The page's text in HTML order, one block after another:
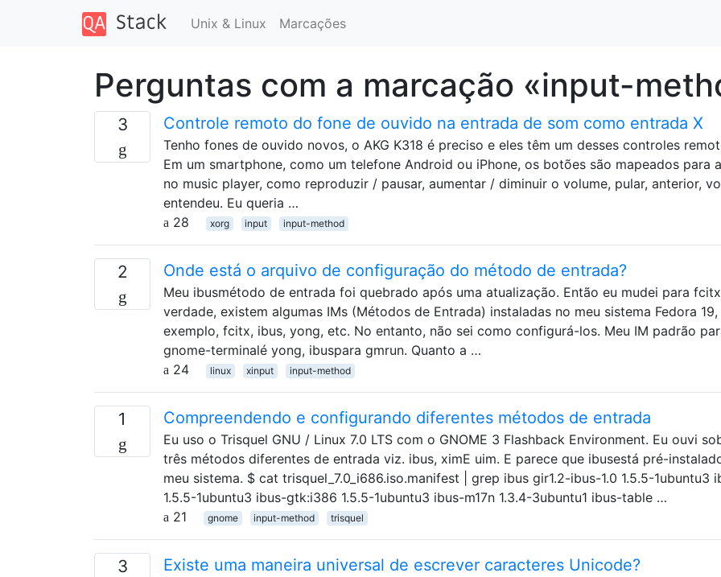
Unix & Linux Marcações
Perguntas com a marcação «input-
3 Controle remoto do fone de ouvido na entrada de som como entrada X
Tenho fones de ouvido novos, o AKG K318 é preciso e eles têm um desses controles
Em um smartphone, como um telefone Android ou iPhone, os botões são mapeados para
no music player, como reproduzir / pausar, aumentar / diminuir o volume, pular, anterior,
entendeu. Eu queria …
28
xorg input input-method
2 Onde está o arquivo de configuração do método de entrada?
Meu ibusmétodo de entrada foi quebrado após uma atualização. Então eu mudei para
verdade, existem algumas IMs (Métodos de Entrada) instaladas no meu sistema Fedora
exemplo, fcitx, ibus, yong, etc. No entanto, não sei como configurá-los. Meu IM padrão
gnome-terminalé yong, ibuspara gmrun. Quanto a …
24
linux xinput input-method
1 Compreendendo e configurando diferentes métodos de entrada
Eu uso o Trisquel GNU / Linux 7.0 LTS com o GNOME 3 Flashback Environment. Eu ouvi
três métodos diferentes de entrada viz. ibus, ximE uim. E parece que ibusestá pré-
meu sistema. $ cat trisquel_7.0_i686.iso.manifest | grep ibus gir1.2-ibus-1.0 1.5.5-1ubuntu3
1.5.5-1ubuntu3 ibus-gtk:i386 1.5.5-1ubuntu3 ibus-m17n 1.3.4-3ubuntu1 ibus-table …
21
gnome input-method trisquel
3 Existe uma maneira universal de escrever caracteres Unicode?